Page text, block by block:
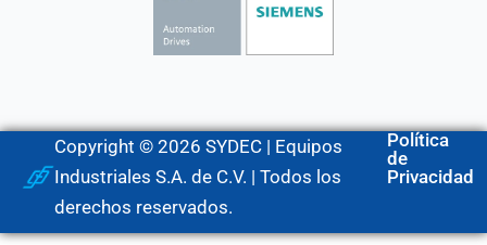
Copyright © 2026 SYDEC | Equipos
Industriales S.A. de C.V. | Todos los
derechos reservados.
Política
de
Privacidad